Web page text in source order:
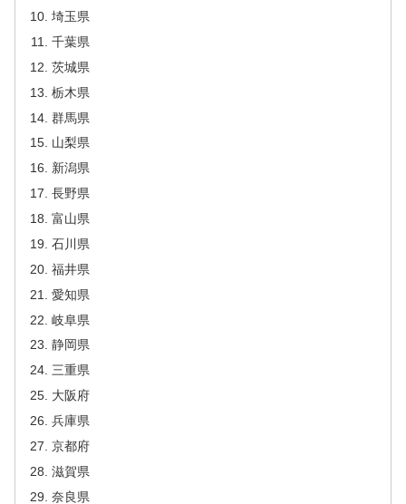
埼玉県
千葉県
茨城県
栃木県
群馬県
山梨県
新潟県
長野県
富山県
石川県
福井県
愛知県
岐阜県
静岡県
三重県
大阪府
兵庫県
京都府
滋賀県
奈良県